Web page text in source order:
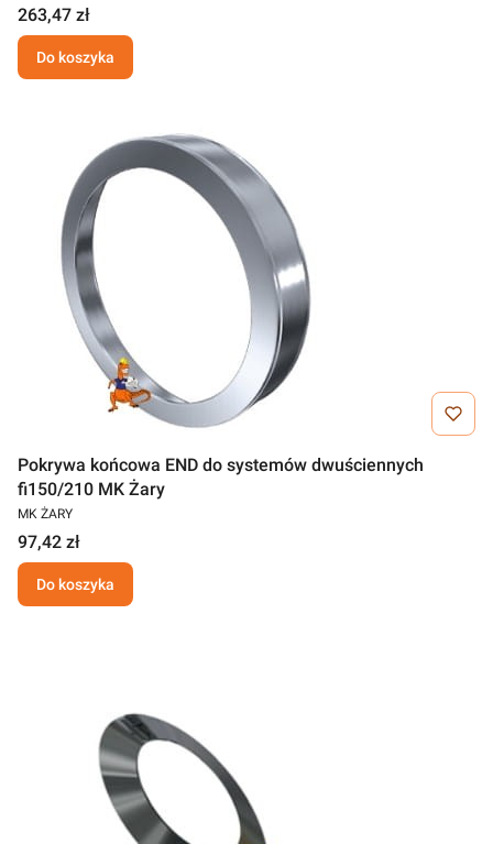
263,47 zł
Do koszyka
Pokrywa końcowa END do systemów dwuściennych
fi150/210 MK Żary
MK ŻARY
97,42 zł
Do koszyka